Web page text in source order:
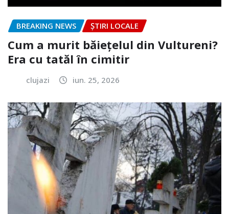
BREAKING NEWS ȘTIRI LOCALE
Cum a murit băiețelul din Vultureni?
Era cu tatăl în cimitir
clujazi iun. 25, 2026